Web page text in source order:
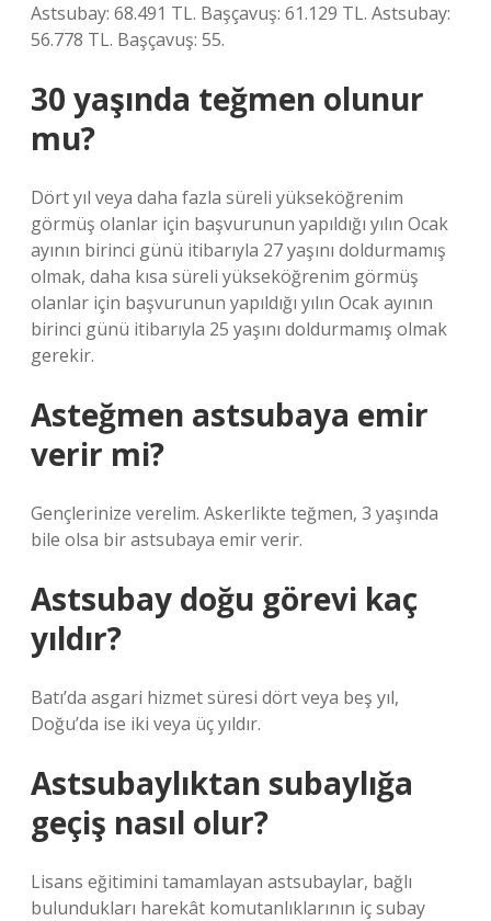
Astsubay: 68.491 TL. Başçavuş: 61.129 TL. Astsubay:
56.778 TL. Başçavuş: 55.
30 yaşında teğmen olunur
mu?
Dört yıl veya daha fazla süreli yükseköğrenim
görmüş olanlar için başvurunun yapıldığı yılın Ocak
ayının birinci günü itibarıyla 27 yaşını doldurmamış
olmak, daha kısa süreli yükseköğrenim görmüş
olanlar için başvurunun yapıldığı yılın Ocak ayının
birinci günü itibarıyla 25 yaşını doldurmamış olmak
gerekir.
Asteğmen astsubaya emir
verir mi?
Gençlerinize verelim. Askerlikte teğmen, 3 yaşında
bile olsa bir astsubaya emir verir.
Astsubay doğu görevi kaç
yıldır?
Batı’da asgari hizmet süresi dört veya beş yıl,
Doğu’da ise iki veya üç yıldır.
Astsubaylıktan subaylığa
geçiş nasıl olur?
Lisans eğitimini tamamlayan astsubaylar, bağlı
bulundukları harekât komutanlıklarının iç subay